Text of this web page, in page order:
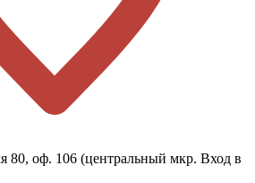
80, оф. 106 (центральный мкр. Вход в